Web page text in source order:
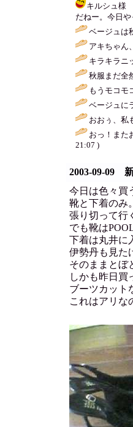
キルシュ様
だねー。今日
ベージュは
アキちゃん
キラキラニ
秋服まだ全
もうモコモ
ベージュに
おおぅ、私
おっ！また
21:07 )
2003-09-09
今日は色々買
靴と下着のみ。
張り切って行
でも靴は
下着は丸井に
伊勢丹も見た
そのままとぼ
しかも昨日買
ブーツカット
これはアリな